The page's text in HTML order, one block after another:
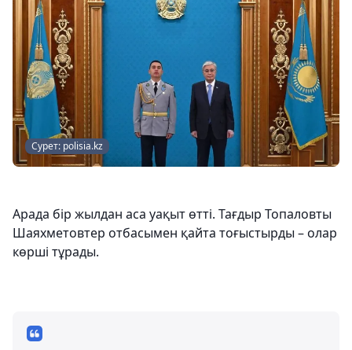
Сурет: polisia.kz
Арада бір жылдан аса уақыт өтті. Тағдыр Топаловты
Шаяхметовтер отбасымен қайта тоғыстырды – олар
көрші тұрады.